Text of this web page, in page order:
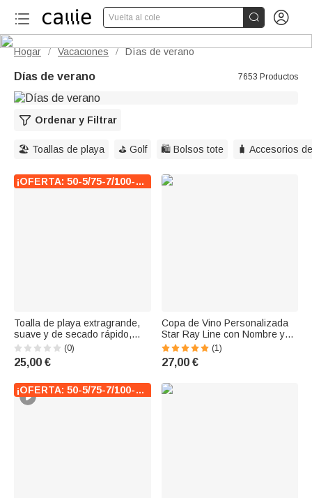
Vuelta al cole  
Hogar / Vacaciones / Días de verano
Días de verano 7653 Productos
Ordenar y Filtrar
🏖️ Toallas de playa ⛳️ Golf 🛍️ Bolsos tote 🧳 Accesorios
¡OFERTA: 50-5/75-7/100-10!
Toalla de playa extragrande,
suave y de secado rápido,
personalizada con un dibujo
de una bailarina de ballet, con
nombre; regalo ideal para las
fiesta en la playa o un cumpl
(0)
25,00 €
Copa de Vino Personalizada
Star Ray Line con Nombre y
Texto Grabado Regalo de
Fiesta de Inauguración de
Boda para Amigos Amantes
(1)
27,00 €
¡OFERTA: 50-5/75-7/100-10!